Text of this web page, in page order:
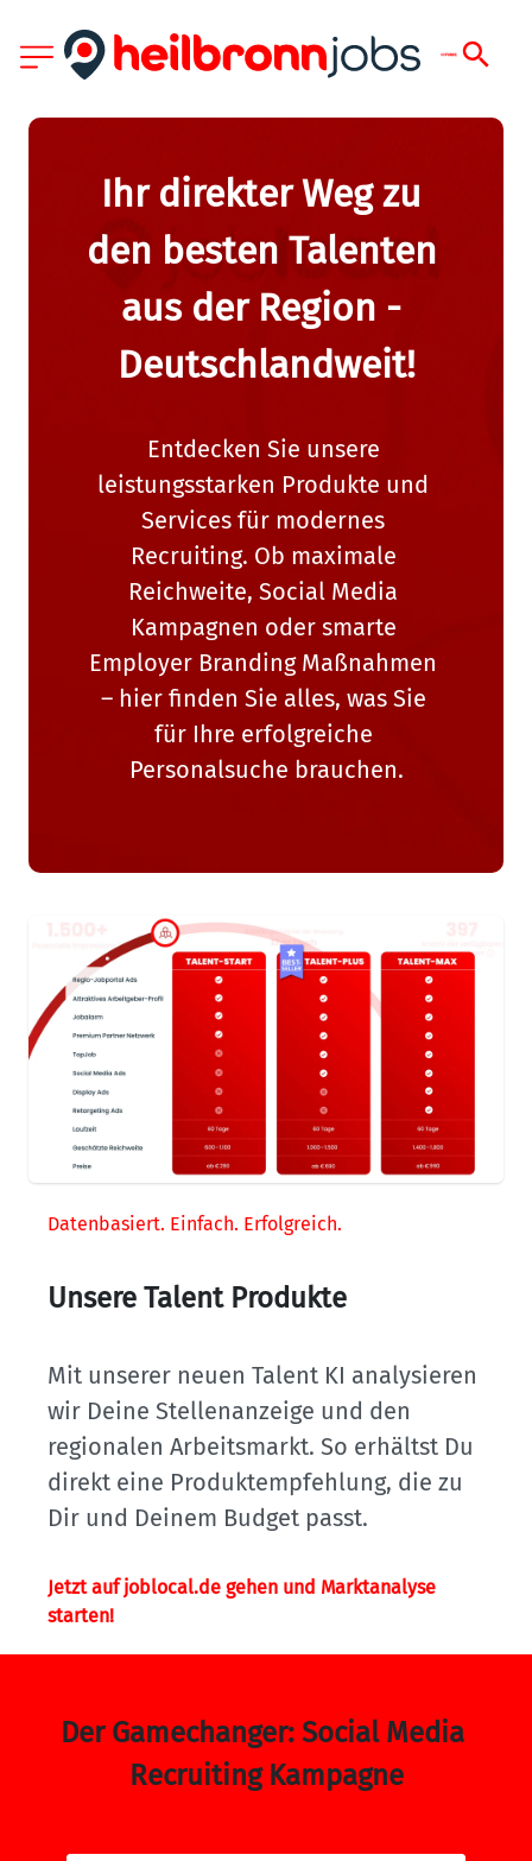
Ihr direkter Weg zu
den besten Talenten
aus der Region -
Deutschlandweit!
Entdecken Sie unsere
leistungsstarken Produkte und
Services für modernes
Recruiting. Ob maximale
Reichweite, Social Media
Kampagnen oder smarte
Employer Branding Maßnahmen
– hier finden Sie alles, was Sie
für Ihre erfolgreiche
Personalsuche brauchen.
Datenbasiert. Einfach. Erfolgreich.
Unsere Talent Produkte
Mit unserer neuen Talent KI analysieren
wir Deine Stellenanzeige und den
regionalen Arbeitsmarkt. So erhältst Du
direkt eine Produktempfehlung, die zu
Dir und Deinem Budget passt.
Jetzt auf joblocal.de gehen und Marktanalyse
starten!
Der Gamechanger: Social Media
Recruiting Kampagne